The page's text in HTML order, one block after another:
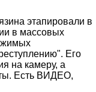
этапировали в
в массовых
Его
на камеру, а
Есть ВИДЕО,